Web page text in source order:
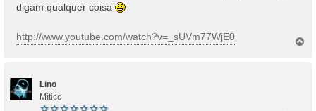
digam qualquer coisa
http://www.youtube.com/watch?v=_sUVm77WjE0
Lino
Mítico